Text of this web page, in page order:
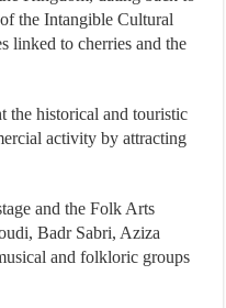
the Intangible Cultural
linked to cherries and the
the historical and touristic
activity by attracting
and the Folk Arts
Badr Sabri, Aziza
and folkloric groups